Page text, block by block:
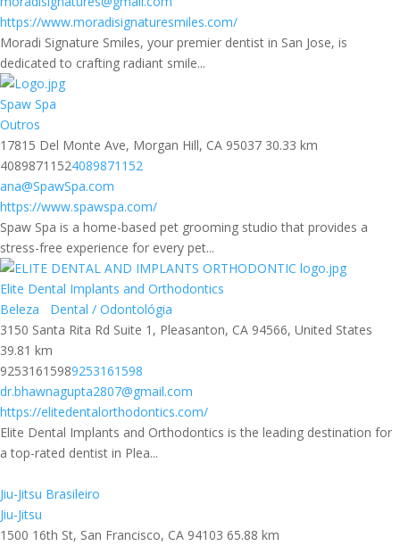
https://www.moradisignaturesmiles.com/
Moradi Signature Smiles, your premier dentist in San Jose, is
dedicated to crafting radiant smile...
Spaw Spa
Outros
17815 Del Monte Ave, Morgan Hill, CA 95037 30.33 km
40898711524089871152
ana@SpawSpa.com
https://www.spawspa.com/
Spaw Spa is a home-based pet grooming studio that provides a
stress-free experience for every pet...
Elite Dental Implants and Orthodontics
Beleza
Dental / Odontológia
3150 Santa Rita Rd Suite 1, Pleasanton, CA 94566, United States
39.81 km
92531615989253161598
dr.bhawnagupta2807@gmail.com
https://elitedentalorthodontics.com/
Elite Dental Implants and Orthodontics is the leading destination for
a top-rated dentist in Plea...
Jiu-Jitsu Brasileiro
Jiu-Jitsu
1500 16th St, San Francisco, CA 94103 65.88 km